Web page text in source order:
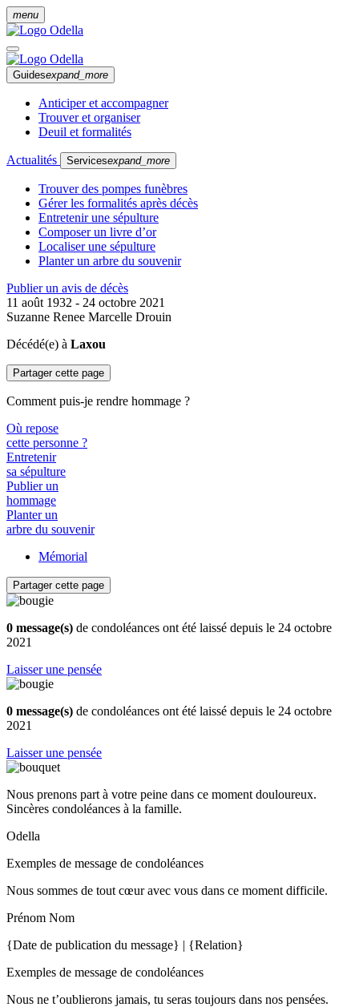
menu
Guidesexpand_more
Anticiper et accompagner
Trouver et organiser
Deuil et formalités
Actualités Servicesexpand_more
Trouver des pompes funèbres
Gérer les formalités après décès
Entretenir une sépulture
Composer un livre d’or
Localiser une sépulture
Planter un arbre du souvenir
Publier un avis de décès
11 août 1932 - 24 octobre 2021
Suzanne Renee Marcelle Drouin
Décédé(e) à Laxou
Partager cette page
Comment puis-je rendre hommage ?
Où repose
cette personne ?
Entretenir
sa sépulture
Publier un
hommage
Planter un
arbre du souvenir
Mémorial
Partager cette page
0 message(s) de condoléances ont été laissé depuis le 24 octobre
2021
Laisser une pensée
0 message(s) de condoléances ont été laissé depuis le 24 octobre
2021
Laisser une pensée
Nous prenons part à votre peine dans ce moment douloureux.
Sincères condoléances à la famille.
Odella
Exemples de message de condoléances
Nous sommes de tout cœur avec vous dans ce moment difficile.
Prénom Nom
{Date de publication du message} | {Relation}
Exemples de message de condoléances
Nous ne t’oublierons jamais, tu seras toujours dans nos pensées.